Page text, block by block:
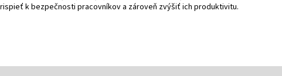
k bezpečnosti pracovníkov a zároveň zvýšiť ich produktivitu.